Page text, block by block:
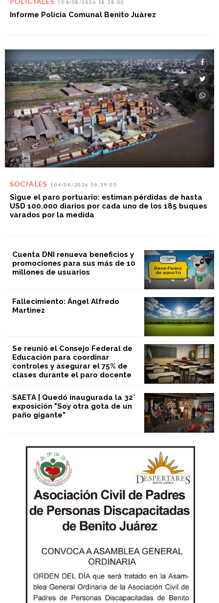
04/08/2026 18:28:00
Informe Policìa Comunal Benito Juàrez
SOCIALES 04/08/2026 16:39:00
Sigue el paro portuario: estiman pérdidas de hasta
USD 100.000 diarios por cada uno de los 185 buques
varados por la medida
Cuenta DNI renueva beneficios y
promociones para sus más de 10
millones de usuarios
Fallecimiento: Ángel Alfredo
Martìnez
Se reunió el Consejo Federal de
Educación para coordinar
controles y asegurar el 75% de
clases durante el paro docente
SAETA | Quedó inaugurada la 32°
exposición "Soy otra gota de un
paño gigante"